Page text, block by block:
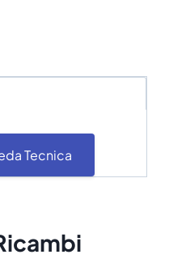
imprevisto.
Tecnica